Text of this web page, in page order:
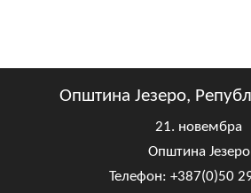
Општина Језеро,
21. новембра
Општина Језеро
Телефон: +387(0)50